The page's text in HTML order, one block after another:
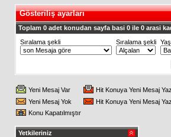
Gösteriliş ayarları
Toplam 0 adet konudan sayfa basi 0 ile 0 arasi
Sıralama şekli
Sıralama şekli Yaş
Yeni Mesaj Var
Hit Konuya Yeni Mesaj
Yeni Mesaj Yok
Hit Konuya Yeni Mesaj
Konu Kapatılmıştır
Yetkileriniz